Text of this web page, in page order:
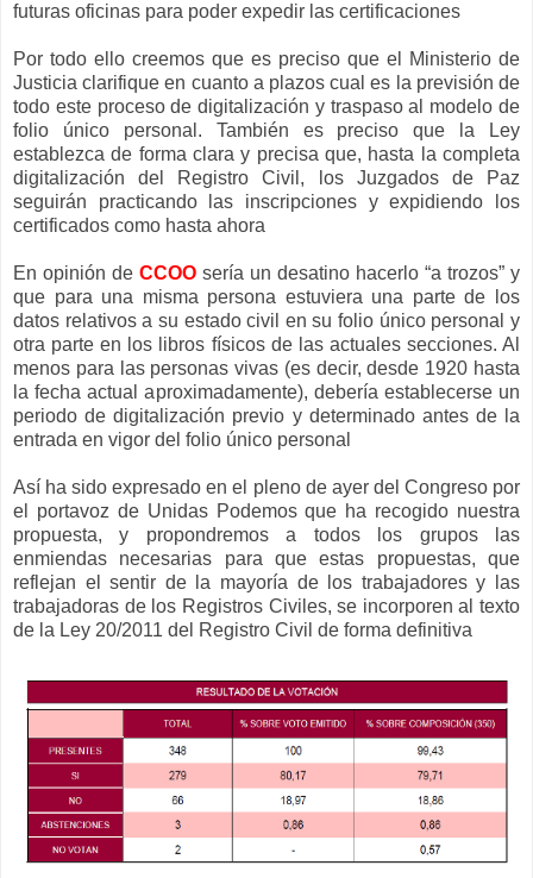
futuras oficinas para poder expedir las certificaciones
Por todo ello creemos que es preciso que el Ministerio de
Justicia clarifique en cuanto a plazos cual es la previsión de
todo este proceso de digitalización y traspaso al modelo de
folio único personal. También es preciso que la Ley
establezca de forma clara y precisa que, hasta la completa
digitalización del Registro Civil, los Juzgados de Paz
seguirán practicando las inscripciones y expidiendo los
certificados como hasta ahora
En opinión de CCOO sería un desatino hacerlo “a trozos” y
que para una misma persona estuviera una parte de los
datos relativos a su estado civil en su folio único personal y
otra parte en los libros físicos de las actuales secciones. Al
menos para las personas vivas (es decir, desde 1920 hasta
la fecha actual aproximadamente), debería establecerse un
periodo de digitalización previo y determinado antes de la
entrada en vigor del folio único personal
Así ha sido expresado en el pleno de ayer del Congreso por
el portavoz de Unidas Podemos que ha recogido nuestra
propuesta, y propondremos a todos los grupos las
enmiendas necesarias para que estas propuestas, que
reflejan el sentir de la mayoría de los trabajadores y las
trabajadoras de los Registros Civiles, se incorporen al texto
de la Ley 20/2011 del Registro Civil de forma definitiva